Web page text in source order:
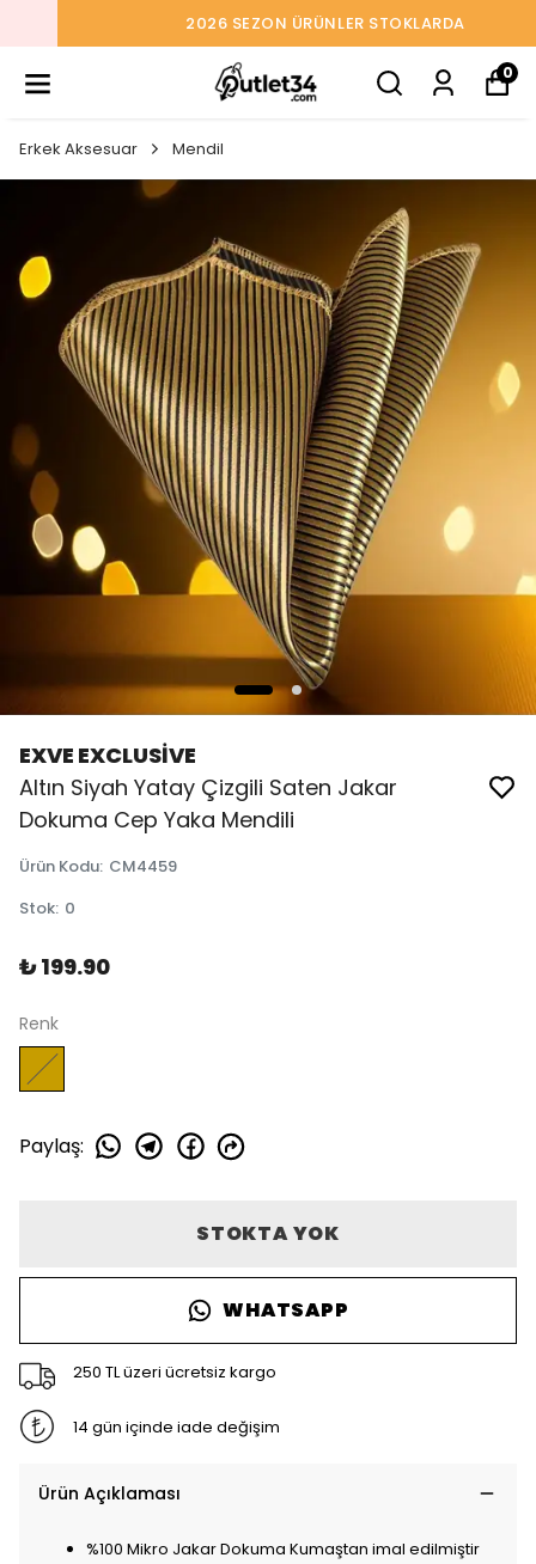
2026 SEZON ÜRÜNLER STOKLARDA
0
Erkek Aksesuar Mendil
EXVE EXCLUSİVE
Altın Siyah Yatay Çizgili Saten Jakar
Dokuma Cep Yaka Mendili
Ürün Kodu: CM4459
Stok: 0
₺ 199.90
Renk
Paylaş:
STOKTA YOK
WHATSAPP
250 TL üzeri ücretsiz kargo
14 gün içinde iade değişim
Ürün Açıklaması
%100 Mikro Jakar Dokuma Kumaştan imal edilmiştir